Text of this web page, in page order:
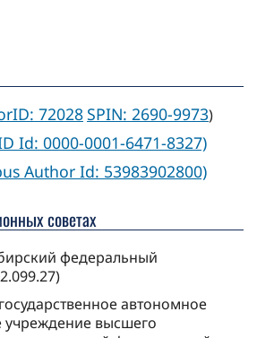
72028 SPIN: 2690-9973)
Id: 0000-0001-6471-8327)
Author Id: 53983902800)
советах
федеральный
автономное
учреждение высшего